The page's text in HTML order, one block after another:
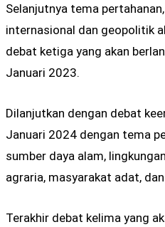
Selanjutnya tema
internasional dan geopolitik
debat ketiga yang akan
Januari 2023.
Dilanjutkan dengan debat
Januari 2024 dengan tema
sumber daya alam,
agraria, masyarakat adat,
Terakhir debat kelima yang